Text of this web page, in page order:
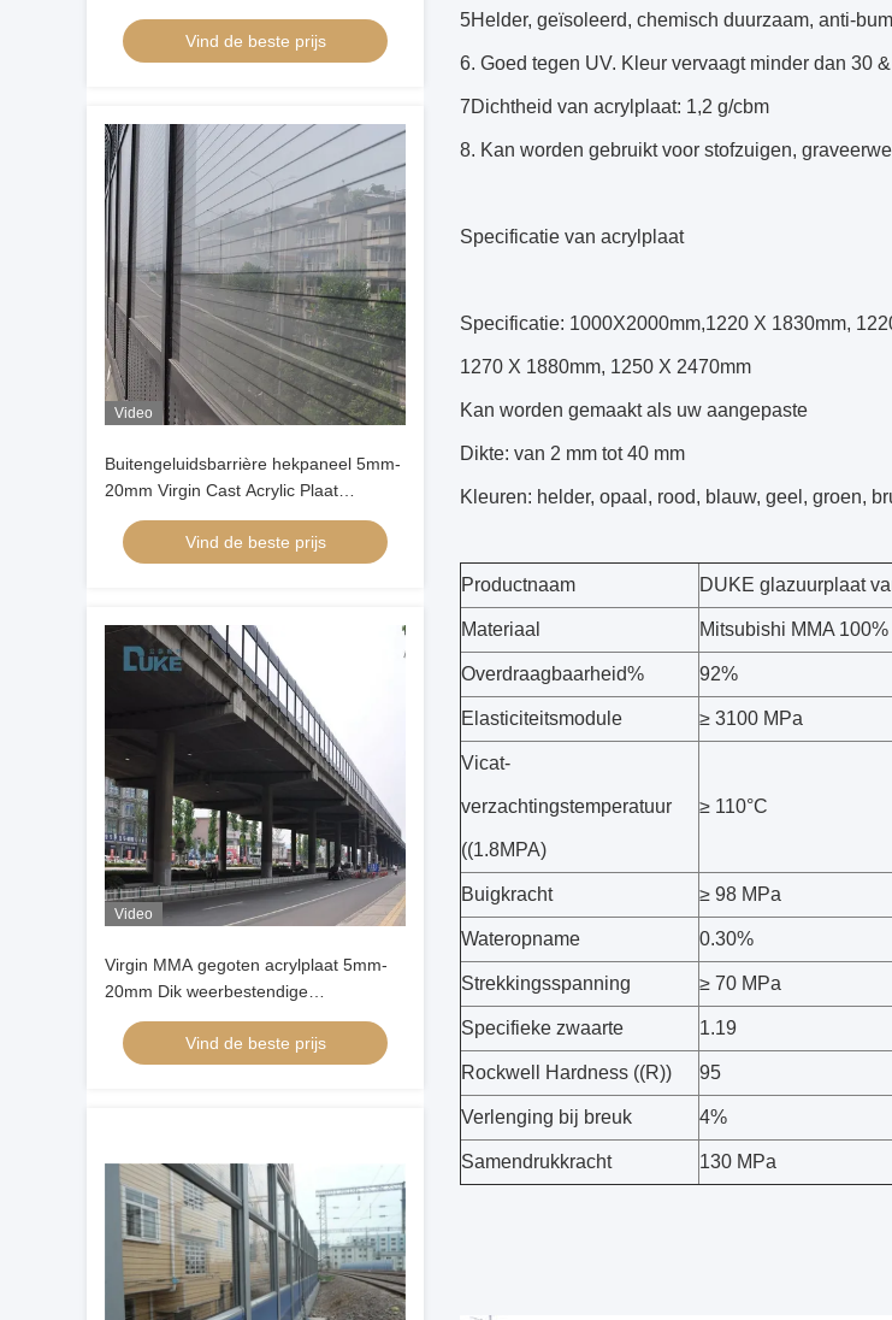
Paneel voor Buiten Geluidsscherm
Vind de beste prijs
Video
Buitengeluidsbarrière hekpaneel 5mm-
20mm Virgin Cast Acrylic Plaat
Weerbestendige geluidsisolatie
Vind de beste prijs
Video
Virgin MMA gegoten acrylplaat 5mm-
20mm Dik weerbestendige
geluidsbarrière
Vind de beste prijs
5Helder, geïsoleerd, chemisch duurzaam, anti-
6. Goed tegen UV. Kleur vervaagt minder dan 30
7Dichtheid van acrylplaat: 1,2 g/cbm
8. Kan worden gebruikt voor stofzuigen,
Specificatie van acrylplaat
Specificatie: 1000X2000mm,1220 X 1830mm,
1270 X 1880mm, 1250 X 2470mm
Kan worden gemaakt als uw aangepaste
Dikte: van 2 mm tot 40 mm
Kleuren: helder, opaal, rood, blauw, geel, groen,
Productnaam DUKE glazuurplaat
Materiaal Mitsubishi MMA
Overdraagbaarheid% 92%
Elasticiteitsmodule ≥ 3100 MPa
Vicat-
verzachtingstemperatuur
((1.8MPA)
≥ 110°C
Buigkracht ≥ 98 MPa
Wateropname 0.30%
Strekkingsspanning ≥ 70 MPa
Specifieke zwaarte 1.19
Rockwell Hardness ((R)) 95
Verlenging bij breuk 4%
Samendrukkracht 130 MPa